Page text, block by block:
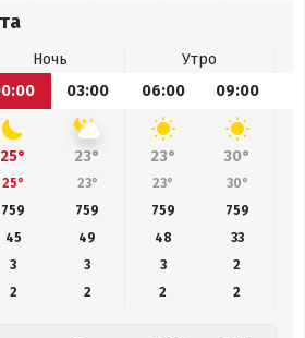
Ночь
Утро
03:00 06:00 09:00
25° 23° 23° 30°
25° 23° 23° 30°
759
759 759 759
45
49 48 33
3
3 3
2
2
2 2 2